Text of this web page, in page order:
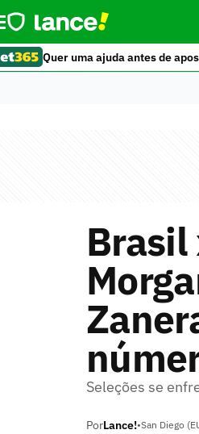
Quer uma ajuda antes de
Brasil
Seleções se
PorLance!•San Diego